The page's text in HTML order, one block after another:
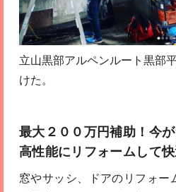
立山黒部アルペンルート黒部
けた。
最大２００万円補助！今
高性能にリフォームして
窓やサッシ、ドアのリフォー